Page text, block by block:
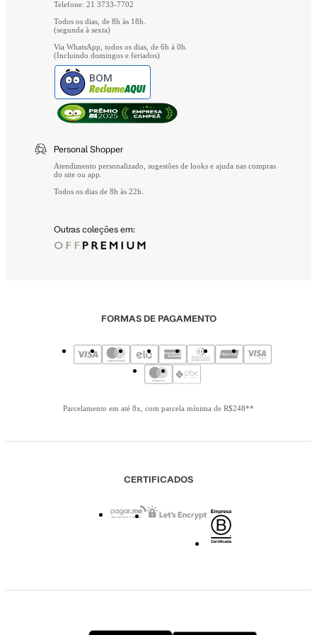
Telefone: 21 3733-7702
Todos os dias, de 8h às 18h.
(segunda à sexta)
Via WhatsApp, todos os dias, de 6h à 0h.
(Incluindo domingos e feriados)
BOM
Personal Shopper
Atendimento personalizado, sugestões de looks e ajuda nas compras
do site ou app.
Todos os dias de 8h às 22h.
Outras coleções em:
FORMAS DE PAGAMENTO
Parcelamento em até 8x, com parcela mínima de R$248**
CERTIFICADOS